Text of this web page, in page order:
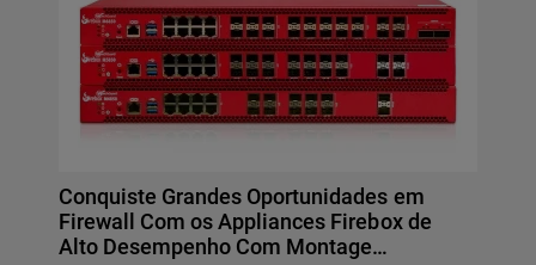
Conquiste Grandes Oportunidades em
Firewall Com os Appliances Firebox de
Alto Desempenho Com Montage…